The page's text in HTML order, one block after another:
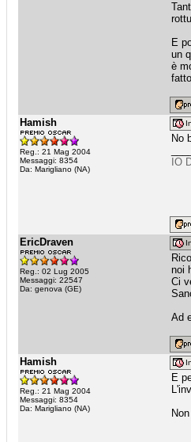
E
un
è
Hamish
Reg.: 21 Mag 2004
Messaggi: 8354
Da: Marigliano (NA)
No
IO
EricDraven
Reg.: 02 Lug 2005
Messaggi: 22547
Da: genova (GE)
noi
Ci
Ad
Hamish
Reg.: 21 Mag 2004
Messaggi: 8354
Da: Marigliano (NA)
E